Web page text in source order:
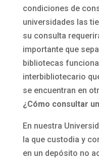
condiciones de
universidades las
su consulta
importante que
bibliotecas
interbibliotecario
se encuentran en
¿Cómo consultar
En nuestra
la que custodia y
en un depósito no